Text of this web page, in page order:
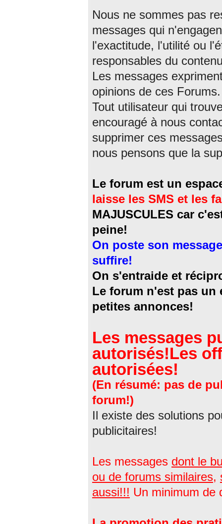
Nous ne sommes pas
messages qui
l'exactitude, l'utilité ou
responsables du
Les messages
opinions de ces Forums.
Tout utilisateur qui
encouragé à nous
supprimer ces
nous pensons que la
Le forum est un
laisse les SMS et les
MAJUSCULES car
peine!
On poste son
suffire!
On s'entraide et
Le forum n'est pas un
petites annonces!
Les messages
autorisés!Les
autorisées!
(En résumé: pas de
forum!)
Il existe des solutions
publicitaires!
Les messages dont le
ou de forums similaires,
aussi!!! Un minimum de